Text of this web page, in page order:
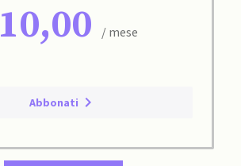
10,00 / mese
Abbonati